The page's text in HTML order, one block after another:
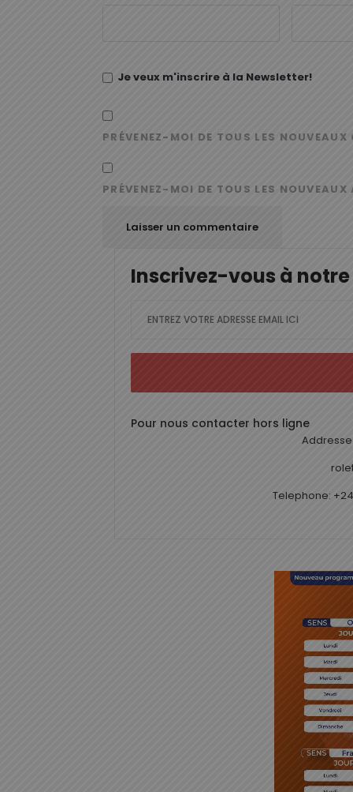
Je veux m'inscrire à la Newsletter!
PRÉVENEZ-MOI DE TOUS LES
PRÉVENEZ-MOI DE TOUS LES
Inscrivez-vous à
Pour nous contacter hors ligne
Telephone: